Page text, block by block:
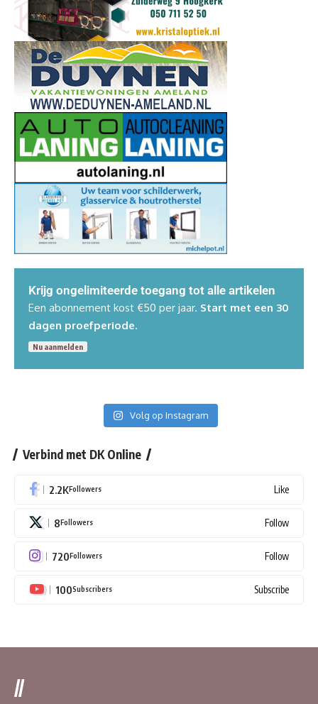
Krijg ongelimiteerde toegang tot alle artikelen
Een abonnement kost €50 per jaar. Start met een 30
dagen proefperiode.
Nu aanmelden
Volg op Instagram
Verbind met DK Online
2.2KFollowers Like
8Followers Follow
720Followers Follow
100Subscribers Subscribe
//